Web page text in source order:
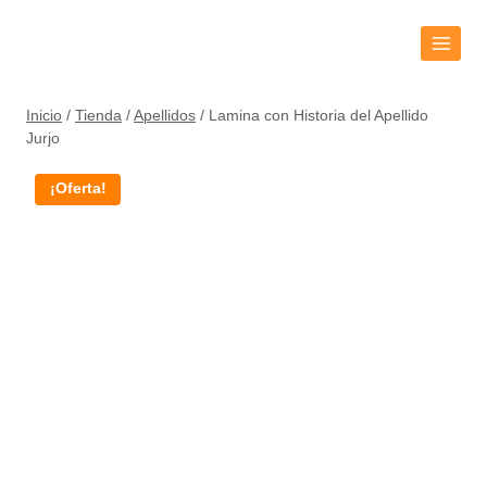
Inicio / Tienda / Apellidos / Lamina con Historia del Apellido
Jurjo
¡Oferta!